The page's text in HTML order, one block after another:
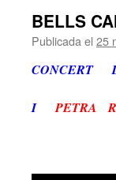
BELLS
Publicada el 25
CONCERT
IPETRA